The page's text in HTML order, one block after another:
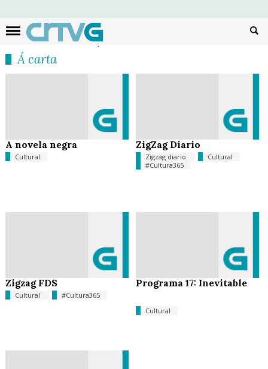
Á carta
A novela negra
Cultural
ZigZag Diario
Zigzag diario
Cultural
#Cultura365
Zigzag FDS
Cultural #Cultura365
Programa 17: Inevitable
Cultural